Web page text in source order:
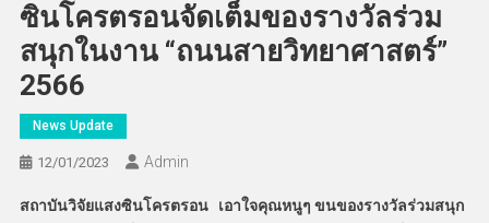
ซินโครตรอนจัดเต็มของรางวัลร่วม
สนุกในงาน “ถนนสายวิทยาศาสตร์”
2566
News Update
12/01/2023 Admin
สถาบันวิจัยแสงซินโครตรอน เอาใจคุณหนูๆ ขนของรางวัลร่วมสนุก